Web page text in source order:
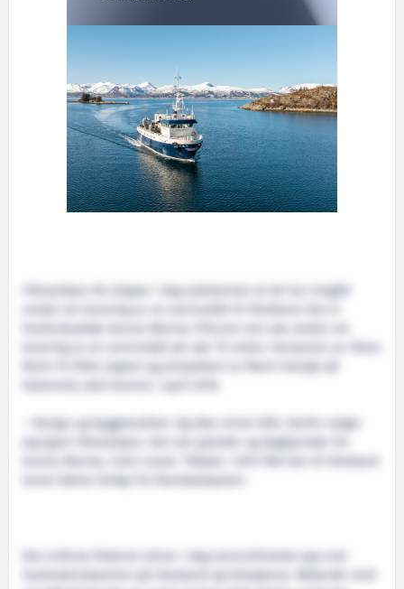
Viknaslipen AS slipper i dag nyhetenom at de har inngått
Work 15-7000, tegnet og prosjektert av Marin Design på
– Design og byggekvalitet. Og ikke minst tillit. Derfor velger
jeg igjen Viknaslipen. Det sier gründer og daglig leder for
Aurora Marine, Colin Leask. Tilbake i 2012 fikk han til Shetland
levert første fartøy fra Namdalskysten.
Den erfarne fiskeren driver i dag serviceforetak opp mot
havbruksindustrien på Shetland og Orknøyene. Rådende vind-